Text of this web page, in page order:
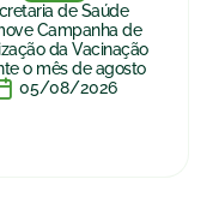
de Saúde
Campanha de
da Vacinação
o mês de agosto
05/08/2026